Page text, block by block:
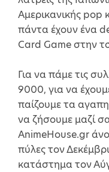
Αμερικανικής pop
πάντα έχουν ένα
Card Game στην
Για να πάμε τις
9000, για να
παίζουμε τα
να ζήσουμε μαζί
AnimeHouse.gr
πύλες τον
κατάστημα τον